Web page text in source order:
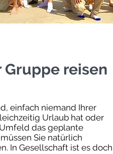
reisen
einfach niemand Ihrer
Urlaub hat oder
das geplante
Sie natürlich
In Gesellschaft ist es doch